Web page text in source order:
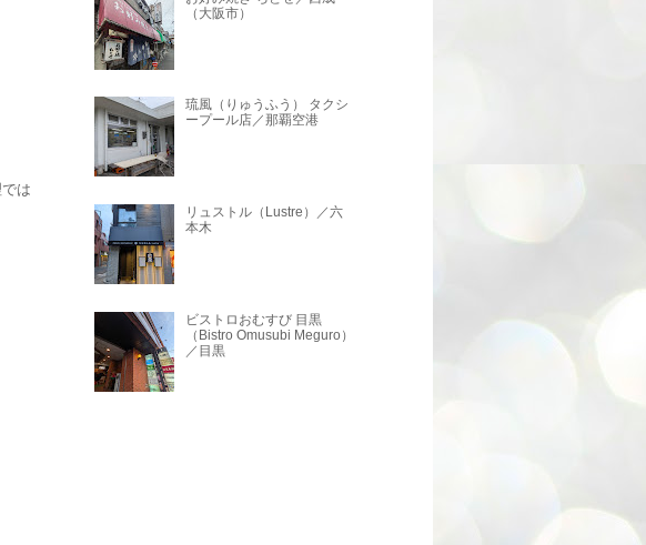
は
（大阪市）
琉風（りゅうふう） タクシ
ープール店／那覇空港
リュストル（Lustre）／六
本木
ビストロおむすび 目黒
（Bistro Omusubi Meguro）
／目黒